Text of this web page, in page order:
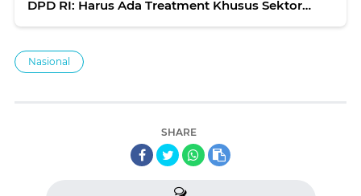
DPD RI: Harus Ada Treatment Khusus Sektor
Nasional
SHARE